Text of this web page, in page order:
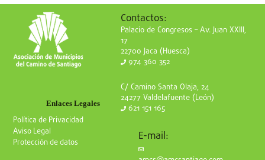
Enlaces Legales
Política de Privacidad
Aviso Legal
Protección de datos
Contactos:
Palacio de Congresos – Av. Juan XXIII,
17
22700 Jaca (Huesca)
974 360 352
C/ Camino Santa Olaja, 24
24277 Valdelafuente (León)
621 151 165
E-mail: